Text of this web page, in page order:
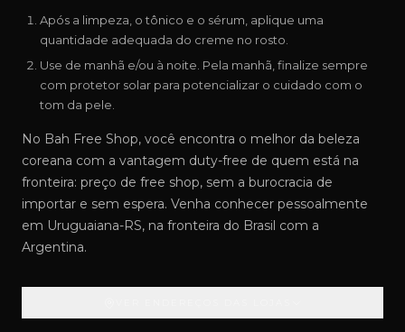
Após a limpeza, o tônico e o sérum, aplique uma
quantidade adequada do creme no rosto.
Use de manhã e/ou à noite. Pela manhã, finalize sempre
com protetor solar para potencializar o cuidado com o
tom da pele.
No Bah Free Shop, você encontra o melhor da beleza
coreana com a vantagem duty-free de quem está na
fronteira: preço de free shop, sem a burocracia de
importar e sem espera. Venha conhecer pessoalmente
em Uruguaiana-RS, na fronteira do Brasil com a
Argentina.